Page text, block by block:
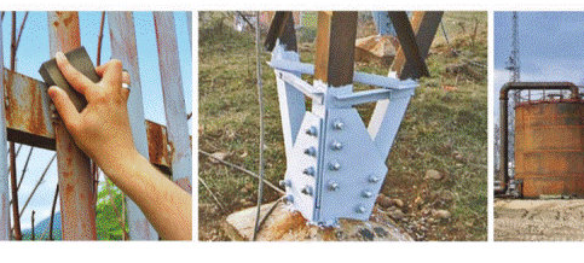
Nářadí Wolfcraft Dílna Pilové kotouče Wolfcraft Wolfcraft pilový
pilový kotouč středně
Wolfcraft